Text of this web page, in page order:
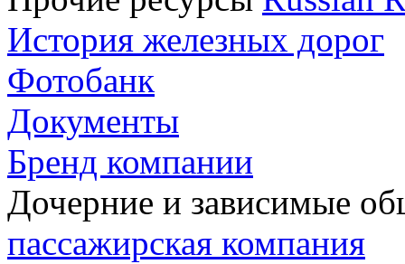
История железных дорог
Фотобанк
Документы
Бренд компании
Дочерние и зависимые
пассажирская компания